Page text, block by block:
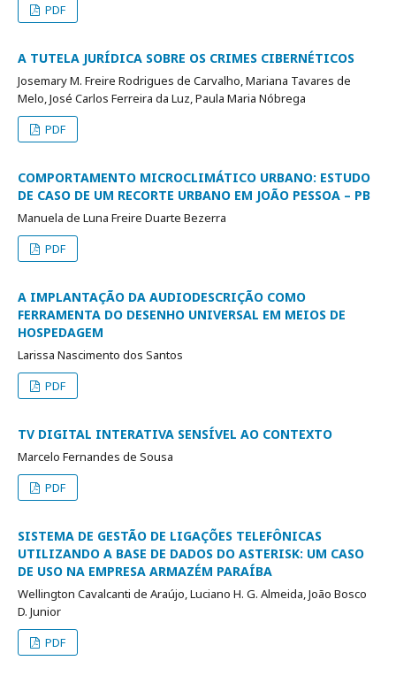
PDF
A TUTELA JURÍDICA SOBRE OS CRIMES CIBERNÉTICOS
Josemary M. Freire Rodrigues de Carvalho, Mariana Tavares de
Melo, José Carlos Ferreira da Luz, Paula Maria Nóbrega
PDF
COMPORTAMENTO MICROCLIMÁTICO URBANO: ESTUDO
DE CASO DE UM RECORTE URBANO EM JOÃO PESSOA – PB
Manuela de Luna Freire Duarte Bezerra
PDF
A IMPLANTAÇÃO DA AUDIODESCRIÇÃO COMO
FERRAMENTA DO DESENHO UNIVERSAL EM MEIOS DE
HOSPEDAGEM
Larissa Nascimento dos Santos
PDF
TV DIGITAL INTERATIVA SENSÍVEL AO CONTEXTO
Marcelo Fernandes de Sousa
PDF
SISTEMA DE GESTÃO DE LIGAÇÕES TELEFÔNICAS
UTILIZANDO A BASE DE DADOS DO ASTERISK: UM CASO
DE USO NA EMPRESA ARMAZÉM PARAÍBA
Wellington Cavalcanti de Araújo, Luciano H. G. Almeida, João Bosco
D. Junior
PDF